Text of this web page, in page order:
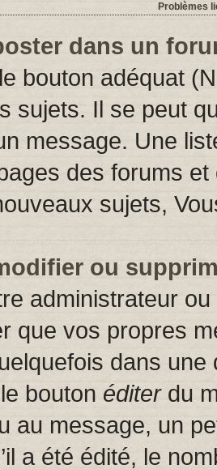
Problèmes
dans un
bouton adéquat
sujets. Il se peut
message. Une
des forums
sujets,
ou
administrateur
que vos propres
dans
bouton éditerdu
au message, un
a été édité, le